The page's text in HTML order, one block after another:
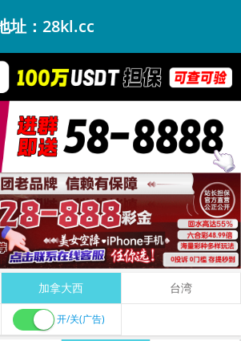
址：28kl.cc
加拿大西 台湾
开/关(广告)